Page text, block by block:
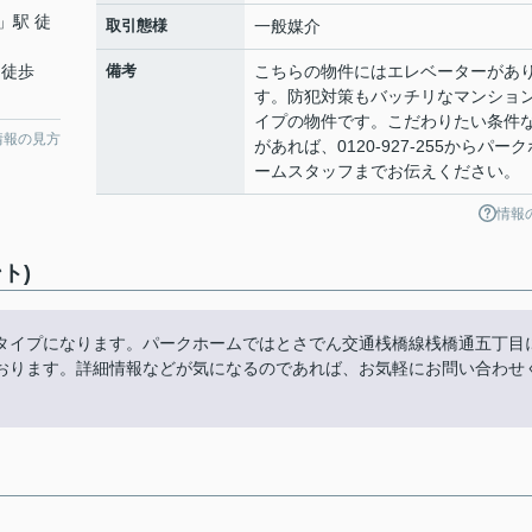
駅 徒
歩
報の見方
取引態様 一般媒介
備考
こちらの物件にはエレベーターがあ
す。防犯対策もバッチリなマンショ
イプの物件です。こだわりたい条件
があれば、0120-927-255からパーク
ームスタッフまでお伝えください。
情報
)
プになります。パークホームではとさでん交通桟橋線桟橋通五丁目
ます。詳細情報などが気になるのであれば、お気軽にお問い合わせ